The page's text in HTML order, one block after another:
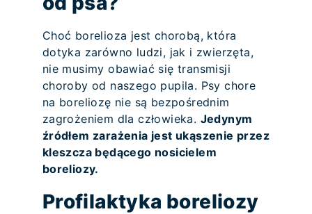
Choć borelioza jest chorobą, która
dotyka zarówno ludzi, jak i zwierzęta,
nie musimy obawiać się transmisji
choroby od naszego pupila. Psy chore
na boreliozę nie są bezpośrednim
zagrożeniem dla człowieka. Jedynym
źródłem zarażenia jest ukąszenie przez
kleszcza będącego nosicielem
boreliozy.
Profilaktyka boreliozy